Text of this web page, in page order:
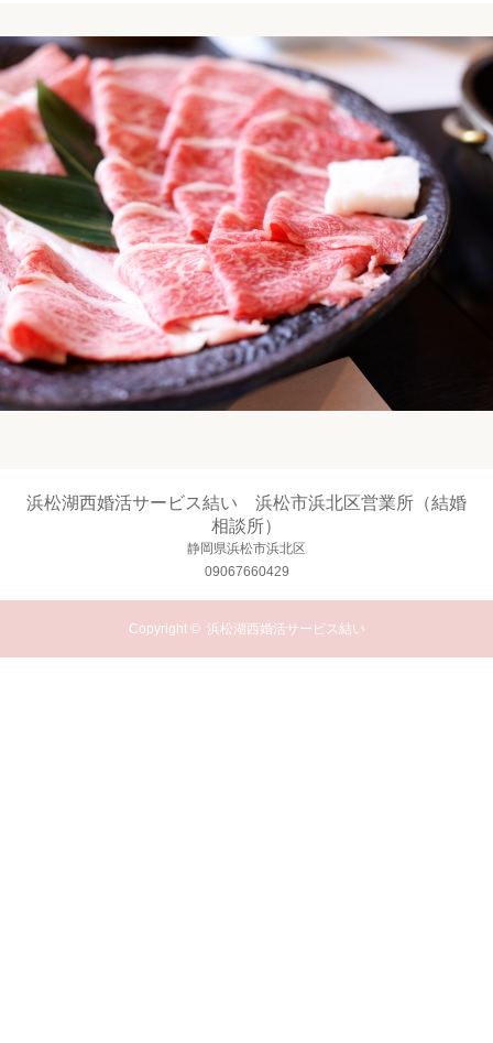
浜松湖西婚活サービス結い 浜松市浜北区営業所（結婚
相談所）
静岡県浜松市浜北区
09067660429
Copyright © 浜松湖西婚活サービス結い